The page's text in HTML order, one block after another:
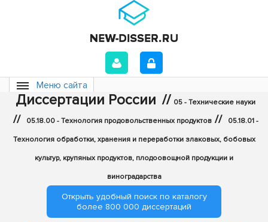
Меню сайта
Диссертации России // 05 - Технические науки
// 05.18.00 - Технология продовольственных продуктов // 05.18.01 -
Технология обработки, хранения и переработки злаковых, бобовых
культур, крупяных продуктов, плодоовощной продукции и
виноградарства
Открыть удобный поиск по каталогу
более 800 000 диссертаций